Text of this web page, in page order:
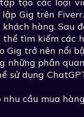
Gig trên
hàng. Sau
thể tìm kiếm
Gig trở nên nổi
phần
sử dụng
cầu mua